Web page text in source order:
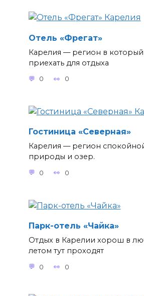
Отель «Фрегат»
Карелия — регион в
приехать для отдыха
0 0
Гостиница «Северная»
Карелия — регион
природы и озер.
0 0
Парк-отель «Чайка»
Отдых в Карелии хорош в
летом тут проходят
0 0